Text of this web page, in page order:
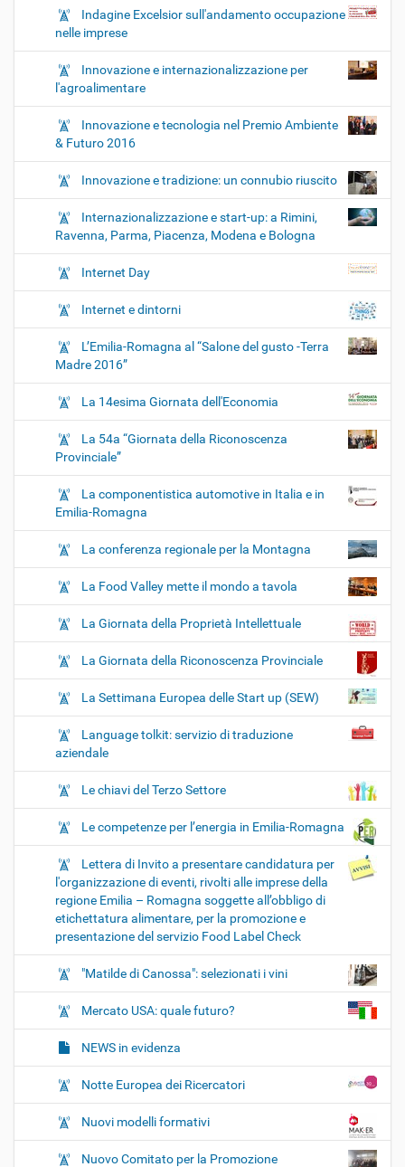
Indagine Excelsior sull'andamento occupazione
nelle imprese
Innovazione e internazionalizzazione per
l'agroalimentare
Innovazione e tecnologia nel Premio Ambiente
& Futuro 2016
Innovazione e tradizione: un connubio riuscito
Internazionalizzazione e start-up: a Rimini,
Ravenna, Parma, Piacenza, Modena e Bologna
Internet Day
Internet e dintorni
L’Emilia-Romagna al “Salone del gusto -Terra
Madre 2016”
La 14esima Giornata dell'Economia
La 54a “Giornata della Riconoscenza
Provinciale”
La componentistica automotive in Italia e in
Emilia-Romagna
La conferenza regionale per la Montagna
La Food Valley mette il mondo a tavola
La Giornata della Proprietà Intellettuale
La Giornata della Riconoscenza Provinciale
La Settimana Europea delle Start up (SEW)
Language tolkit: servizio di traduzione
aziendale
Le chiavi del Terzo Settore
Le competenze per l’energia in Emilia-Romagna
Lettera di Invito a presentare candidatura per
l'organizzazione di eventi, rivolti alle imprese della
regione Emilia – Romagna soggette all’obbligo di
etichettatura alimentare, per la promozione e
presentazione del servizio Food Label Check
"Matilde di Canossa": selezionati i vini
Mercato USA: quale futuro?
NEWS in evidenza
Notte Europea dei Ricercatori
Nuovi modelli formativi
Nuovo Comitato per la Promozione